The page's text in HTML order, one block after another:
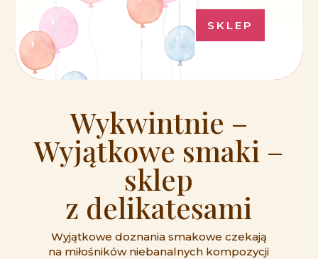
SKLEP
Wykwintnie –
Wyjątkowe smaki –
sklep
z delikatesami
Wyjątkowe doznania smakowe czekają
na miłośników niebanalnych kompozycji